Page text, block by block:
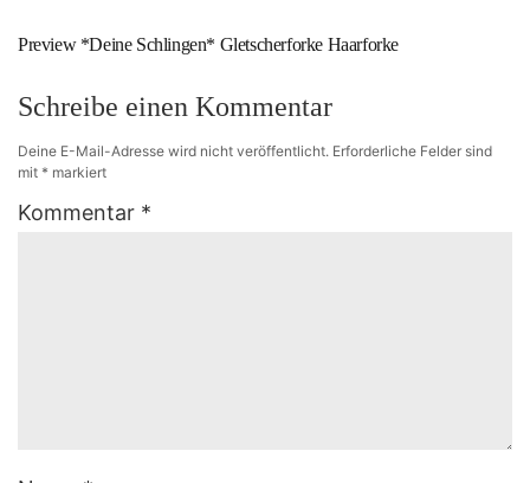
Preview *Deine Schlingen* Gletscherforke Haarforke
Schreibe einen Kommentar
Deine E-Mail-Adresse wird nicht veröffentlicht. Erforderliche Felder sind
mit * markiert
Kommentar *